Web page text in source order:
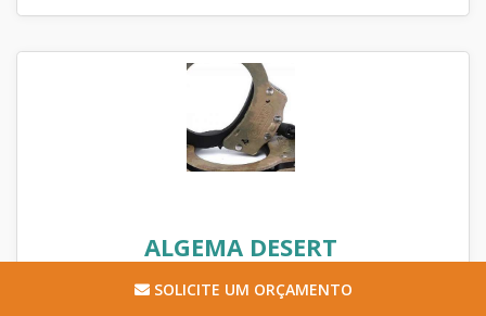
ALGEMA DESERT
Algemas Brasil / Almirante Tamandaré - PR
SOLICITE UM ORÇAMENTO